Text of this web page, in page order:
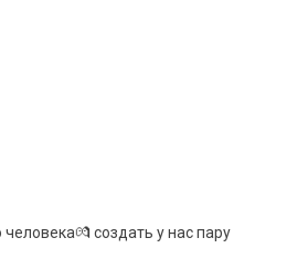
создать у нас пару